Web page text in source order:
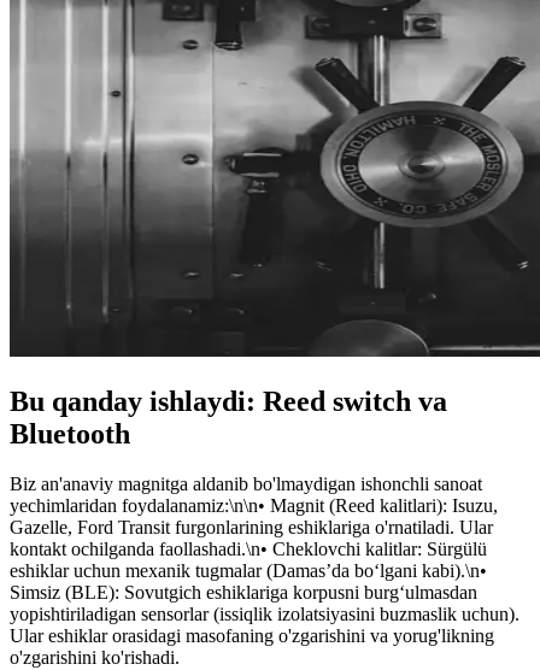
Bu qanday ishlaydi: Reed switch va
Bluetooth
Biz an'anaviy magnitga aldanib bo'lmaydigan ishonchli sanoat
yechimlaridan foydalanamiz:\n\n• Magnit (Reed kalitlari): Isuzu,
Gazelle, Ford Transit furgonlarining eshiklariga o'rnatiladi. Ular
kontakt ochilganda faollashadi.\n• Cheklovchi kalitlar: Sürgülü
eshiklar uchun mexanik tugmalar (Damas’da bo‘lgani kabi).\n•
Simsiz (BLE): Sovutgich eshiklariga korpusni burg‘ulmasdan
yopishtiriladigan sensorlar (issiqlik izolatsiyasini buzmaslik uchun).
Ular eshiklar orasidagi masofaning o'zgarishini va yorug'likning
o'zgarishini ko'rishadi.